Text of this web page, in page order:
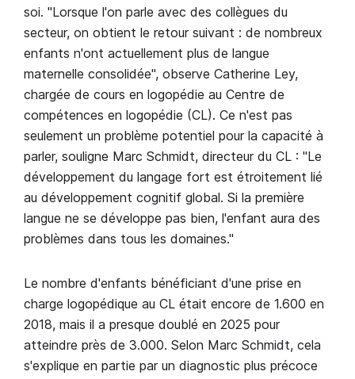
soi. "Lorsque l'on parle avec des collègues du
secteur, on obtient le retour suivant : de nombreux
enfants n'ont actuellement plus de langue
maternelle consolidée", observe Catherine Ley,
chargée de cours en logopédie au Centre de
compétences en logopédie (CL). Ce n'est pas
seulement un problème potentiel pour la capacité à
parler, souligne Marc Schmidt, directeur du CL : "Le
développement du langage fort est étroitement lié
au développement cognitif global. Si la première
langue ne se développe pas bien, l'enfant aura des
problèmes dans tous les domaines."
Le nombre d'enfants bénéficiant d'une prise en
charge logopédique au CL était encore de 1.600 en
2018, mais il a presque doublé en 2025 pour
atteindre près de 3.000. Selon Marc Schmidt, cela
s'explique en partie par un diagnostic plus précoce